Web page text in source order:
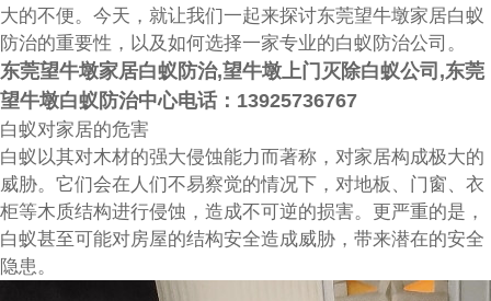
大的不便。今天，就让我们一起来探讨东莞望牛墩家居白蚁
防治的重要性，以及如何选择一家专业的白蚁防治公司。
东莞望牛墩家居白蚁防治,望牛墩上门灭除白蚁公司 ,东莞
望牛墩白蚁防治中心电话：13925736767
白蚁对家居的危害
白蚁以其对木材的强大侵蚀能力而著称，对家居构成极大的
威胁。它们会在人们不易察觉的情况下，对地板、门窗、衣
柜等木质结构进行侵蚀，造成不可逆的损害。更严重的是，
白蚁甚至可能对房屋的结构安全造成威胁，带来潜在的安全
隐患。